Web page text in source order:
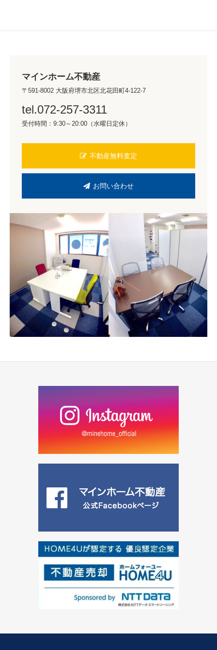
マインホーム不動産
〒591-8002 大阪府堺市北区北花田町4-122-7
tel.072-257-3311
受付時間：9:30～20:00（水曜日定休）
不動産無料査定
お問い合わせ